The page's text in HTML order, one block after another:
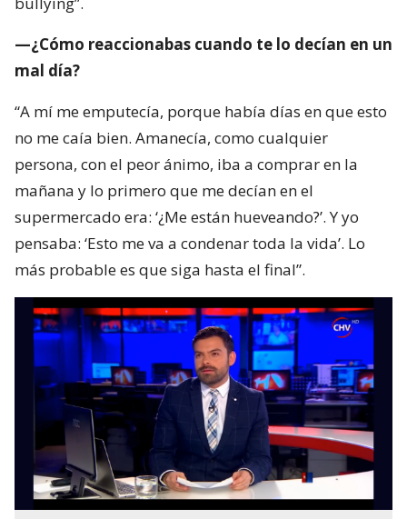
—¿Cómo reaccionabas cuando te lo decían en un
mal día?
“A mí me emputecía, porque había días en que esto
no me caía bien. Amanecía, como cualquier
persona, con el peor ánimo, iba a comprar en la
mañana y lo primero que me decían en el
supermercado era: ‘¿Me están hueveando?’. Y yo
pensaba: ‘Esto me va a condenar toda la vida’. Lo
más probable es que siga hasta el final”.